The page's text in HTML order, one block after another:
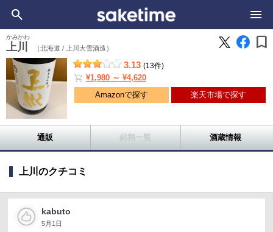
上川
かみかわ
（北海道 / 上川大雪酒造） bookmark
3.13 (13件)
shopping_cart ¥1,980 ～ ¥4,620
Amazonで探す 楽天市場で探す
通販 銘柄一覧 酒蔵情報
上川のクチコミ
kabuto
5月1日